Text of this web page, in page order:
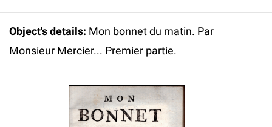
Object's details: Mon bonnet du matin. Par
Monsieur Mercier... Premier partie.